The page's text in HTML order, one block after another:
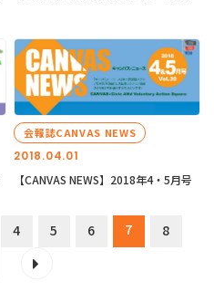
2018.04.01
会報誌CANVAS NEWS
【CANVAS NEWS】2018年4・5月号
4 5 6 7
8